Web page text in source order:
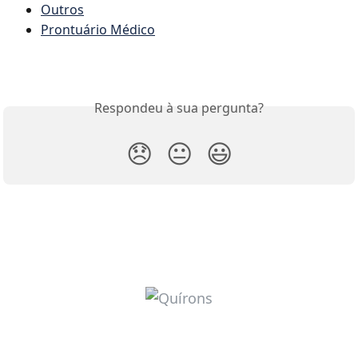
Outros
Prontuário Médico
Respondeu à sua pergunta?
😞 😐 😃